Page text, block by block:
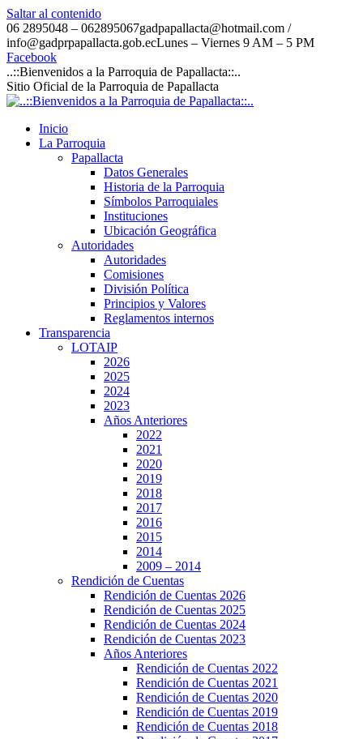
Saltar al contenido
06 2895048 – 062895067gadpapallacta@hotmail.com /
info@gadprpapallacta.gob.ecLunes – Viernes 9 AM – 5 PM
Facebook
..::Bienvenidos a la Parroquia de Papallacta::..
Sitio Oficial de la Parroquia de Papallacta
Inicio
La Parroquia
Papallacta
Datos Generales
Historia de la Parroquia
Símbolos Parroquiales
Instituciones
Ubicación Geográfica
Autoridades
Autoridades
Comisiones
División Política
Principios y Valores
Reglamentos internos
Transparencia
LOTAIP
2026
2025
2024
2023
Años Anteriores
2022
2021
2020
2019
2018
2017
2016
2015
2014
2009 – 2014
Rendición de Cuentas
Rendición de Cuentas 2026
Rendición de Cuentas 2025
Rendición de Cuentas 2024
Rendición de Cuentas 2023
Años Anteriores
Rendición de Cuentas 2022
Rendición de Cuentas 2021
Rendición de Cuentas 2020
Rendición de Cuentas 2019
Rendición de Cuentas 2018